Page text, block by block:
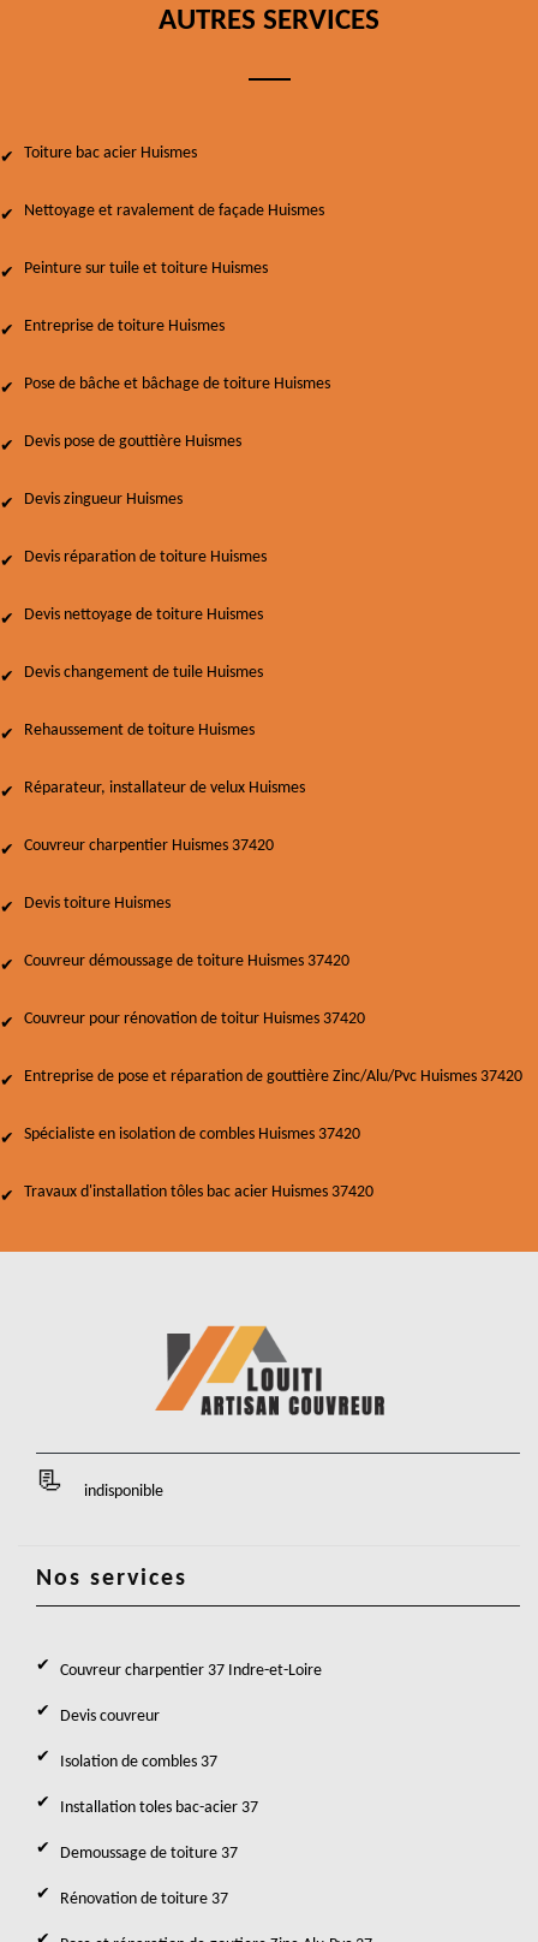
AUTRES SERVICES
Toiture bac acier Huismes
Nettoyage et ravalement de façade Huismes
Peinture sur tuile et toiture Huismes
Entreprise de toiture Huismes
Pose de bâche et bâchage de toiture Huismes
Devis pose de gouttière Huismes
Devis zingueur Huismes
Devis réparation de toiture Huismes
Devis nettoyage de toiture Huismes
Devis changement de tuile Huismes
Rehaussement de toiture Huismes
Réparateur, installateur de velux Huismes
Couvreur charpentier Huismes 37420
Devis toiture Huismes
Couvreur démoussage de toiture Huismes 37420
Couvreur pour rénovation de toitur Huismes 37420
Entreprise de pose et réparation de gouttière Zinc/Alu/Pvc Huismes 37420
Spécialiste en isolation de combles Huismes 37420
Travaux d'installation tôles bac acier Huismes 37420
indisponible
Nos services
Couvreur charpentier 37 Indre-et-Loire
Devis couvreur
Isolation de combles 37
Installation toles bac-acier 37
Demoussage de toiture 37
Rénovation de toiture 37